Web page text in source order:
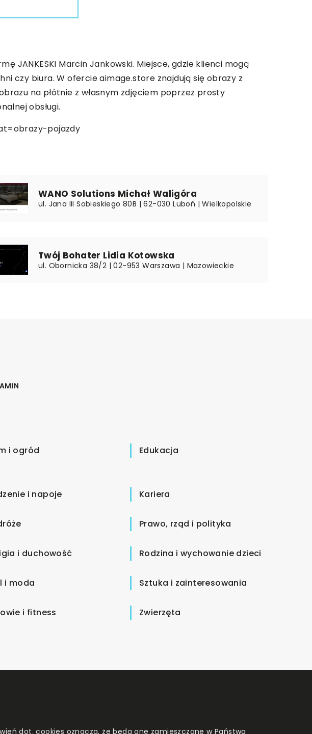
JANKESKI Marcin Jankowski. Miejsce, gdzie klienci mogą
czy biura. W ofercie aimage.store znajdują się obrazy z
na płótnie z własnym zdjęciem poprzez prosty
obsługi.
pojazdy
WANO Solutions Michał Waligóra
ul. Jana III Sobieskiego 80B | 62-030 Luboń | Wielkopolskie
Twój Bohater Lidia Kotowska
ul. Obornicka 38/2 | 02-953 Warszawa | Mazowieckie
i ogród Edukacja
i napoje Kariera
Prawo, rząd i polityka
i duchowość Rodzina i wychowanie dzieci
i moda Sztuka i zainteresowania
i fitness Zwierzęta
dot. cookies oznacza, że będą one zamieszczane w Państwa